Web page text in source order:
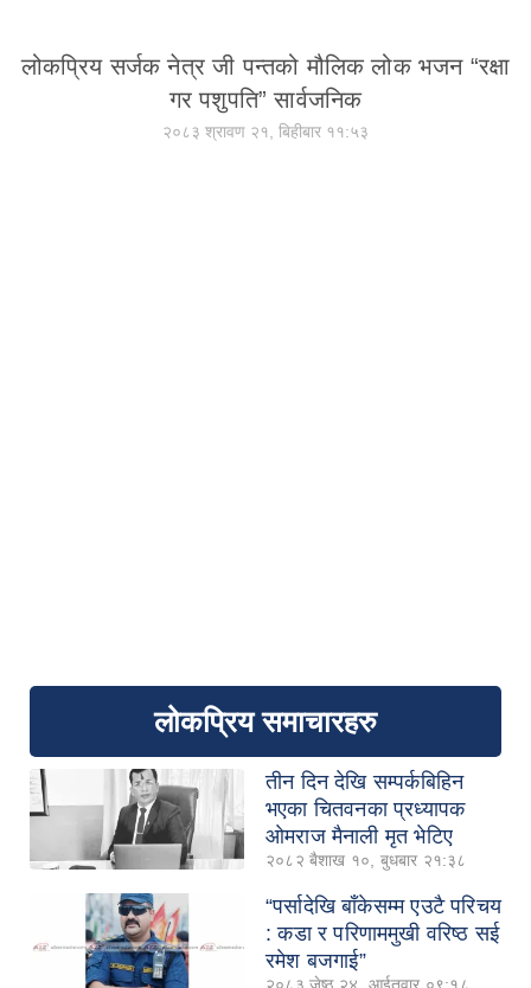
लोकप्रिय सर्जक नेत्र जी पन्तको मौलिक लोक भजन “रक्षा
गर पशुपति” सार्वजनिक
२०८३ श्रावण २१, बिहीबार ११:५३
लोकप्रिय समाचारहरु
तीन दिन देखि सम्पर्कबिहिन
भएका चितवनका प्रध्यापक
ओमराज मैनाली मृत भेटिए
२०८२ बैशाख १०, बुधबार २१:३८
“पर्सादेखि बाँकेसम्म एउटै परिचय
: कडा र परिणाममुखी वरिष्ठ सई
रमेश बजगाई”